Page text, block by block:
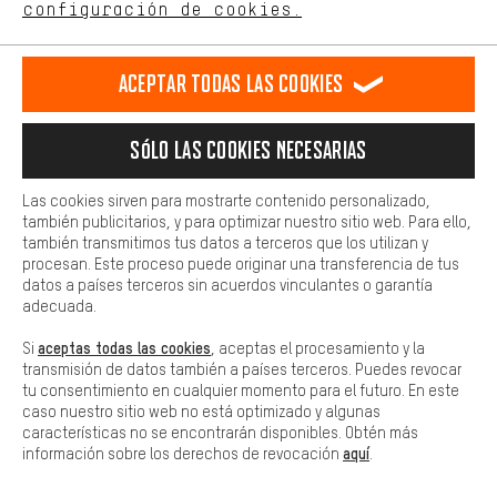
Formulario de contacto
español
ES english
EN Deutsch
DE français
FR
RESCINDIR EL CONTRATO Comunidad de Aquisgrán Programa de afiliados
Plataforma de reportes Reciclaje de baterias
Configuración de las cookies Ajusta el contraste
Todos los precios indicados son en euros e sin MwSt, más
configuración de cookies.
Más confort
cookies de comodidad, creamos enlaces a plataformas de redes
sociales. Esto nos permite proporcionarle más contenido e
adicionales que le ayudarán a encontrar los productos adecuados.
preguntas de forma rápida y sencilla.
Básica
Las cookies básicas aseguran que puedas usar nuestro sitio web.
Aceptar todas las cookies
Sólo las cookies necesarias
Las cookies sirven para mostrarte contenido personalizado,
también publicitarios, y para optimizar nuestro sitio web. Para ello,
también transmitimos tus datos a terceros que los utilizan y
procesan. Este proceso puede originar una transferencia de tus
datos a países terceros sin acuerdos vinculantes o garantía
adecuada.
Si aceptas todas las cookies , aceptas el procesamiento y la
transmisión de datos también a países terceros. Puedes revocar
tu consentimiento en cualquier momento para el futuro. En este
caso nuestro sitio web no está optimizado y algunas
características no se encontrarán disponibles. Obtén más
información sobre los derechos de revocación aquí.